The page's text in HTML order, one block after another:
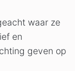
waar ze
en
geven op